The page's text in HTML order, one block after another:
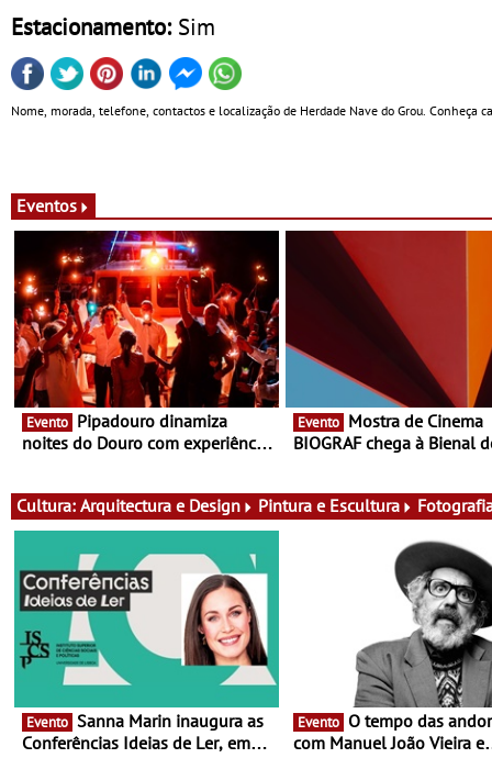
Estacionamento: Sim
Nome, morada, telefone, contactos e localização de Herdade Nave do Grou. Conheça
Eventos
Evento
noites do Douro com experiência
Evento
BIOGRAF chega à Bienal
práticas artísticas
Cultura: Arquitectura e Design Pintura e Escultura
Evento
Conferências Ideias de Ler, em
Evento
com Manuel João Vieira e